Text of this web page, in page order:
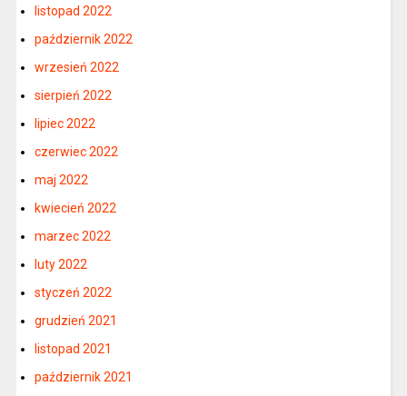
listopad 2022
październik 2022
wrzesień 2022
sierpień 2022
lipiec 2022
czerwiec 2022
maj 2022
kwiecień 2022
marzec 2022
luty 2022
styczeń 2022
grudzień 2021
listopad 2021
październik 2021